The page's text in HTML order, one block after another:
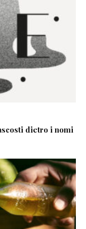
dietro i nomi